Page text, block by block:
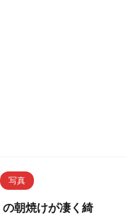
写真
朝焼けが凄く綺